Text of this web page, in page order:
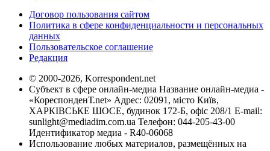
Договор пользования сайтом
Политика в сфере конфиденциальности и персональных
данных
Пользовательское соглашение
Редакция
© 2000-2026, Korrespondent.net
Субъект в сфере онлайн-медиа Название онлайн-медиа -
«КореспонденТ.net» Адрес: 02091, місто Київ,
ХАРКІВСЬКЕ ШОСЕ, будинок 172-Б, офіс 208/1 E-mail:
sunlight@mediadim.com.ua Телефон: 044-205-43-00
Идентификатор медиа - R40-06068
Использование любых материалов, размещённых на